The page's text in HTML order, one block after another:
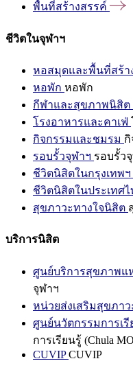
พื้นที่สร้างสรรค์
ชีวิตในจุฬาฯ
หอสมุดและพื้นที่สร้า
หอพัก หอพัก
กีฬาและสุขภาพนิสิต
โรงอาหารและคาเฟ่
กิจกรรมและชมรม
รอบรั้วจุฬาฯ รอบรั้ว
ชีวิตนิสิตในกรุงเทพฯ
ชีวิตนิสิตในประเทศไ
สุขภาวะทางใจนิสิต
บริการนิสิต
ศูนย์บริการสุขภาพแ
จุฬาฯ
หน่วยส่งเสริมสุขภา
ศูนย์นวัตกรรมการเรี
การเรียนรู้ (Chula
CUVIPCUVIP